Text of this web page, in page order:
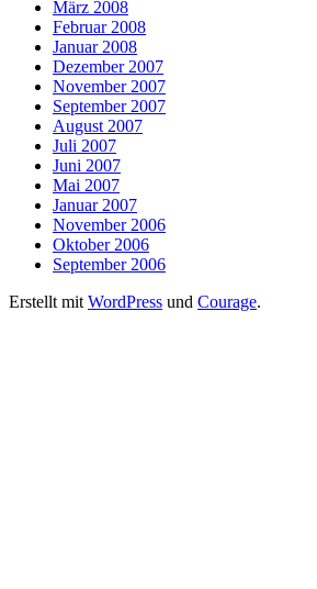
März 2008
Februar 2008
Januar 2008
Dezember 2007
November 2007
September 2007
August 2007
Juli 2007
Juni 2007
Mai 2007
Januar 2007
November 2006
Oktober 2006
September 2006
Erstellt mit WordPress und Courage.